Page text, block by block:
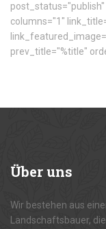
columns="1"
prev_title="%title"
Überuns
Wir bestehen aus
Landschaftsbauer,